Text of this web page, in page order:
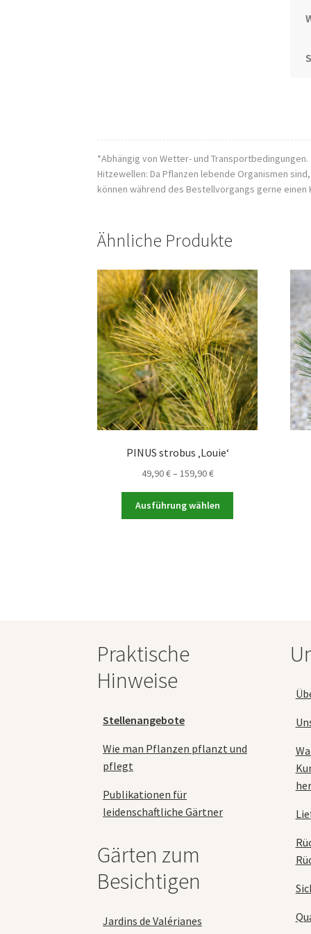
*Abhängig von Wetter- und Transportbedingungen.
Hitzewellen: Da Pflanzen lebende Organismen
können während des Bestellvorgangs gerne
Ähnliche Produkte
PINUS strobus ‚Louie‘
49,90€– 159,90€Preisspanne:
bis
159,90 €
Ausführung wählen
Praktische
Hinweise
Stellenangebote
Wie man Pflanzen pflanzt und
pflegt
Publikationen für
leidenschaftliche Gärtner
Gärten zum
Besichtigen
Jardins de Valérianes